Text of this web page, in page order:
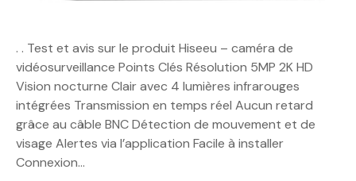
. . Test et avis sur le produit Hiseeu – caméra de
vidéosurveillance Points Clés Résolution 5MP 2K HD
Vision nocturne Clair avec 4 lumières infrarouges
intégrées Transmission en temps réel Aucun retard
grâce au câble BNC Détection de mouvement et de
visage Alertes via l’application Facile à installer
Connexion…